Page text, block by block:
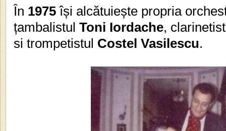
În 1975 își alcătuiește propria
țambalistul Toni Iordache,
si trompetistul Costel Vasilescu.